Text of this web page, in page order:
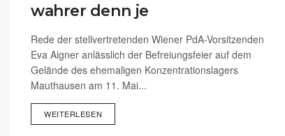
wahrer denn je
Rede der stellvertretenden Wiener PdA-Vorsitzenden
Eva Aigner anlässlich der Befreiungsfeier auf dem
Gelände des ehemaligen Konzentrationslagers
Mauthausen am 11. Mai...
WEITERLESEN